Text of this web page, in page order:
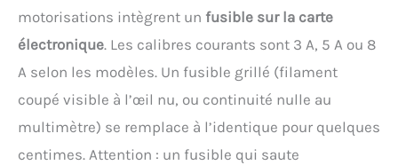
motorisations intègrent un fusible sur la carte
électronique. Les calibres courants sont 3 A, 5 A ou 8
A selon les modèles. Un fusible grillé (filament
coupé visible à l’œil nu, ou continuité nulle au
multimètre) se remplace à l’identique pour quelques
centimes. Attention : un fusible qui saute